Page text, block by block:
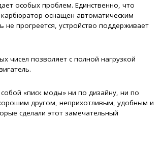
особых проблем. Единственно, что
оснащен автоматическим
не прогреется, устройство поддерживает
чисел позволяет с полной нагрузкой
собой «писк моды» ни по дизайну, ни по
другом, неприхотливым, удобным и
сделали этот замечательный